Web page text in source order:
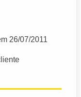
26/07/2011